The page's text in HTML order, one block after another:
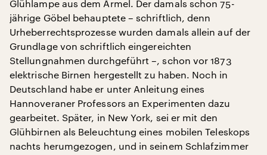
Glühlampe aus dem Ärmel. Der damals schon 75-
jährige Göbel behauptete – schriftlich, denn
Urheberrechtsprozesse wurden damals allein auf der
Grundlage von schriftlich eingereichten
Stellungnahmen durchgeführt –, schon vor 1873
elektrische Birnen hergestellt zu haben. Noch in
Deutschland habe er unter Anleitung eines
Hannoveraner Professors an Experimenten dazu
gearbeitet. Später, in New York, sei er mit den
Glühbirnen als Beleuchtung eines mobilen Teleskops
nachts herumgezogen, und in seinem Schlafzimmer